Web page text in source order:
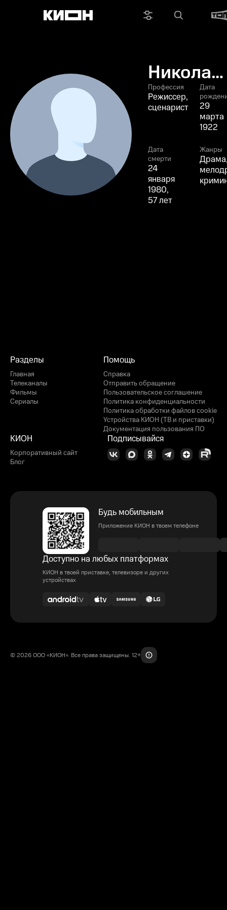
Николай
Профессия
Режиссер,
сценарист
Дата
29
марта
1922
Дата
смерти
24
января
1980,
57 лет
Жанры
Разделы
Главная
Телеканалы
Фильмы
Сериалы
Помощь
Справка
Отправить обращение
Пользовательское соглашение
Политика конфиденциальности
Политика обработки файлов cookie
Устройства КИОН (ТВ и приставки)
Документация пользования ПО
КИОН
Корпоративный сайт
Блог
Подписывайся
Будь мобильным
Приложение КИОН в твоем телефоне
Доступно на любых платформах
КИОН в твоей приставке, телевизоре и других
устройствах
© 2026 ООО «КИОН». Все права защищены. 12+